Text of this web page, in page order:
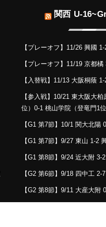
関西 U-
【プレーオフ】11/26 興國
【プレーオフ】11/19 京都
【入替戦】11/13 大阪桐蔭
【参入戦】10/21 東大阪大
位）0-1 桃山学院（登竜門1位
【G1 第7節】10/1 関大北陽
【G1 第7節】9/27 東山 1-2
【G1 第8節】9/24 近大附 3-
【G2 第6節】9/18 四中工 2-
【G2 第8節】9/11 大産大附